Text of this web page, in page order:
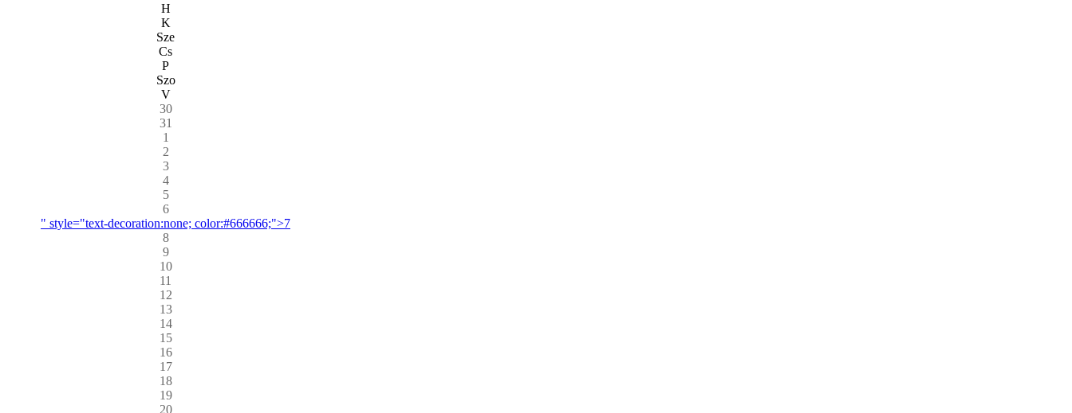
H
K
Sze
Cs
P
Szo
V
30
31
1
2
3
4
5
6
" style="text-decoration:none; color:#666666;">7
8
9
10
11
12
13
14
15
16
17
18
19
20